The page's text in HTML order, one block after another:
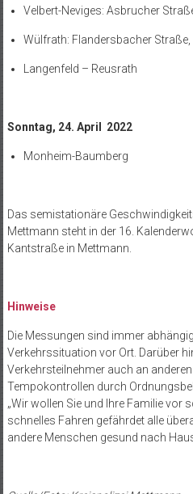
Velbert-Neviges: Asbrucher
Wülfrath: Flandersbacher
Langenfeld – Reusrath
Sonntag, 24. April 2022
Monheim-Baumberg
Das semistationäre
Mettmann steht in der 16.
Kantstraße in Mettmann.
Hinweise
Die Messungen sind immer
Verkehrssituation vor Ort. Darüber
Verkehrsteilnehmer auch an
Tempokontrollen durch
„Wir wollen Sie und Ihre Familie vor
schnelles Fahren gefährdet alle
andere Menschen gesund nach